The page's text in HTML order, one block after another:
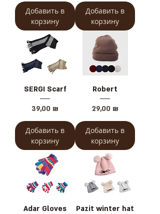
Добавить в
корзину
Добавить в
корзину
SERGI Scarf
Цена
39,00 ₪
Добавить в
корзину
Robert
Цена
29,00 ₪
Добавить в
корзину
Adar Gloves
Pazit winter hat